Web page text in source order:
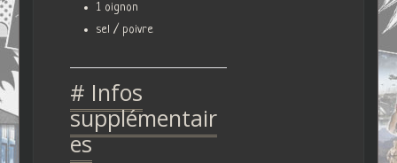
1 oignon
sel / poivre
# Infos
supplémentair
es